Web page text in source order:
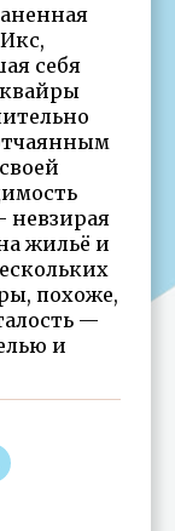
себя
невзирая
жильё и
похоже,
—
и